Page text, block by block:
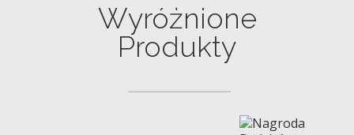
Wyróżnione
Produkty